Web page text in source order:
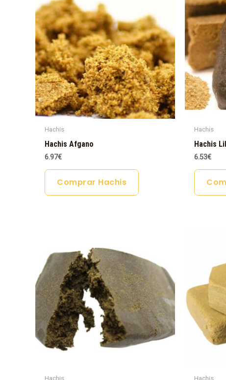
Hachis
Hachis Afgano
6.97€
Comprar Hachis
Hachis
Hachis
6.53€
Hachis Hachis